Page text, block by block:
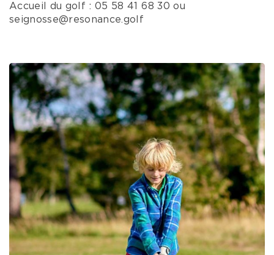
Accueil du golf : 05 58 41 68 30 ou
seignosse@resonance.golf